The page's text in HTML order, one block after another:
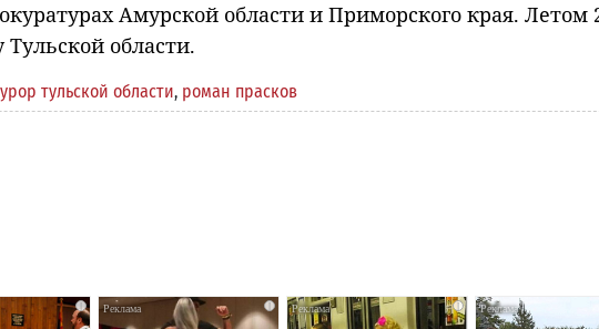
Амурской области и Приморского края. Летом
Тульской области.
тульской области, роман прасков
i i i